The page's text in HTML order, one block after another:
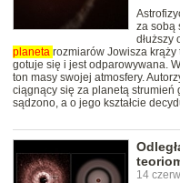
za sobą
dłuższy
planeta rozmiarów Jowisza
gotuje się i jest odparowywana.
ton masy swojej atmosfery.
ciągnący się za planetą strumień
sądzono, a o jego kształcie
14